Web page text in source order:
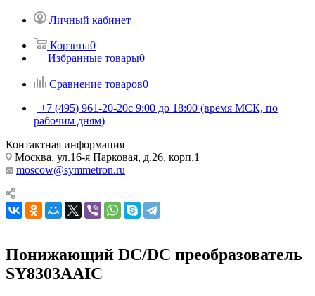
Личный кабинет
Корзина0
Избранные товары0
Сравнение товаров0
+7 (495) 961-20-20с 9:00 до 18:00 (время МСК, по
рабочим дням)
Контактная информация
Москва, ул.16-я Парковая, д.26, корп.1
moscow@symmetron.ru
Понижающий DC/DC преобразователь
SY8303AAIC